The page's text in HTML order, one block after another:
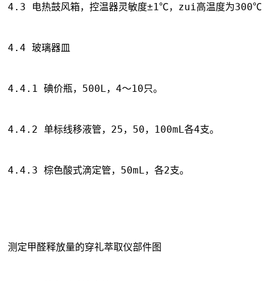
4.3 电热鼓风箱，控温器灵敏度±1℃，zui高温度为300℃
4.4 玻璃器皿
4.4.1 碘价瓶，500L，4～10只。
4.4.2 单标线移液管，25，50，100mL各4支。
4.4.3 棕色酸式滴定管，50mL，各2支。
测定甲醛释放量的穿礼萃取仪部件图